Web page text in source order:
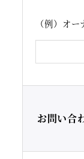
（例）オ
お問い合